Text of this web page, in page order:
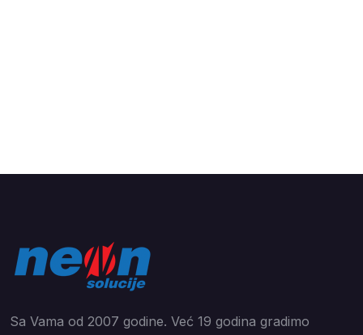
Sa Vama od 2007 godine. Već 19 godina gradimo